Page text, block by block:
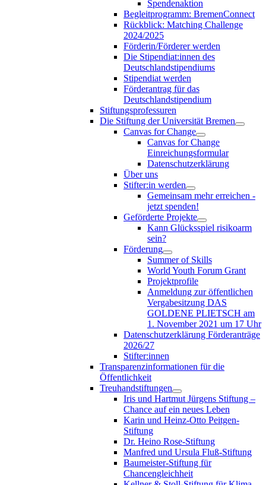
Spendenaktion
Begleitprogramm: BremenConnect
Rückblick: Matching Challenge
2024/2025
Förderin/Förderer werden
Die Stipendiat:innen des
Deutschlandstipendiums
Stipendiat werden
Förderantrag für das
Deutschlandstipendium
Stiftungsprofessuren
Die Stiftung der Universität Bremen
Canvas for Change
Canvas for Change
Einreichungsformular
Datenschutzerklärung
Über uns
Stifter:in werden
Gemeinsam mehr erreichen -
jetzt spenden!
Geförderte Projekte
Kann Glücksspiel risikoarm
sein?
Förderung
Summer of Skills
World Youth Forum Grant
Projektprofile
Anmeldung zur öffentlichen
Vergabesitzung DAS
GOLDENE PLIETSCH am
1. November 2021 um 17 Uhr
Datenschutzerklärung Förderanträge
2026/27
Stifter:innen
Transparenzinformationen für die
Öffentlichkeit
Treuhandstiftungen
Iris und Hartmut Jürgens Stiftung –
Chance auf ein neues Leben
Karin und Heinz-Otto Peitgen-
Stiftung
Dr. Heino Rose-Stiftung
Manfred und Ursula Fluß-Stiftung
Baumeister-Stiftung für
Chancengleichheit